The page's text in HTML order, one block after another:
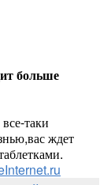
больше
таки
ждет